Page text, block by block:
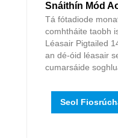
Snáithín Mód
Tá fótadiode
comhtháite taobh
Léasair Pigtailed
an dé-óid léasair
cumarsáide
Seol